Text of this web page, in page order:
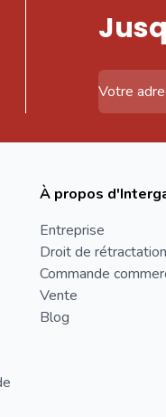
À propos
Entreprise
Droit de rétractation
Commande
Vente
Blog